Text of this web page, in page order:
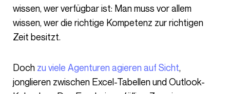
wissen, wer verfügbar ist: Man muss vor allem
wissen, wer die richtige Kompetenz zur richtigen
Zeit besitzt.
Doch zu viele Agenturen agieren auf Sicht,
jonglieren zwischen Excel-Tabellen und Outlook-